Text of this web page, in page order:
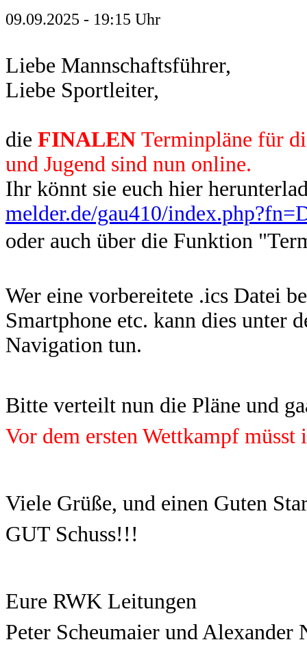
09.09.2025 - 19:15 Uhr
Liebe Mannschaftsführer,
Liebe Sportleiter,
die FINALEN Terminpläne für
und Jugend sind nun online.
Ihr könnt sie euch hier
melder.de/gau410/
oder auch über die Funktion
Wer eine vorbereitete .ics Datei
Smartphone etc. kann dies unter
Navigation tun.
Bitte verteilt nun die Pläne und
Vor dem ersten Wettkampf
Viele Grüße, und einen Guten
GUT Schuss!!!
Eure RWK Leitungen
Peter Scheumaier und Alexander